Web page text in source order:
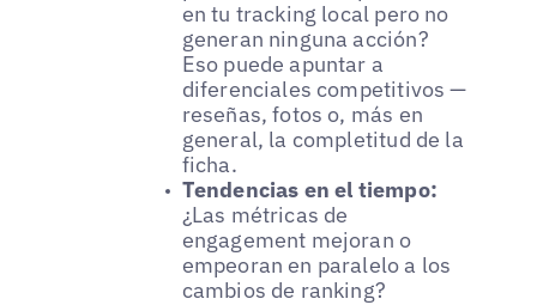
en tu tracking local pero no
generan ninguna acción?
Eso puede apuntar a
diferenciales competitivos —
reseñas, fotos o, más en
general, la completitud de la
ficha.
Tendencias en el tiempo:
¿Las métricas de
engagement mejoran o
empeoran en paralelo a los
cambios de ranking?